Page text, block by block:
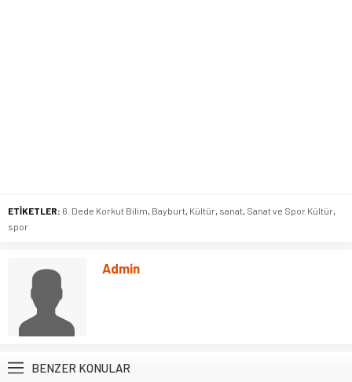
ETİKETLER: 6. Dede Korkut Bilim Bayburt Kültür sanat Sanat ve Spor Kültür
spor
Admin
BENZER KONULAR